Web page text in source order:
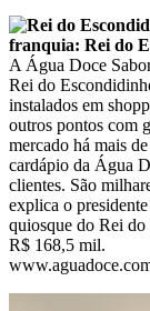
franquia: Rei do
A Água Doce
Rei do
instalados em
outros pontos com
mercado há mais
cardápio da Água
clientes. São
explica o
quiosque do Rei do
R$ 168,5 mil.